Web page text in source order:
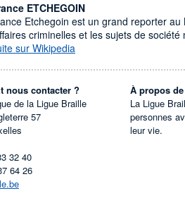
ETCHEGOIN
Etchegoin est un grand reporter
criminelles et les sujets de société
sur Wikipedia
nous contacter ?
de la Ligue Braille
57
32 40
64 26
À propos
La Ligue
personnes
leur vie.